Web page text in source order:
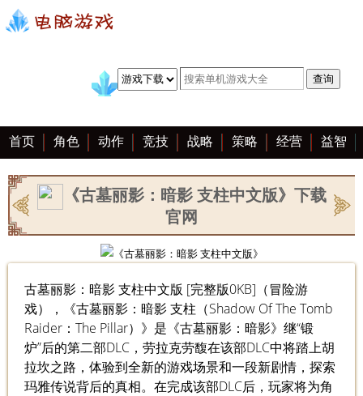
首页 角色 动作 竞技 战略 策略 经营 益智
冒险 棋牌 赛车 手游 恋爱 客户端 大全
《古墓丽影：暗影 支柱中文版》下载
官网
古墓丽影：暗影 支柱中文版 [完整版0KB]（冒险游
戏），《古墓丽影：暗影 支柱（Shadow Of The Tomb
Raider：The Pillar）》是《古墓丽影：暗影》继“锻
炉”后的第二部DLC，劳拉克劳馥在该部DLC中将踏上胡
拉坎之路，体验到全新的游戏场景和一段新剧情，探索
玛雅传说背后的真相。在完成该部DLC后，玩家将为角